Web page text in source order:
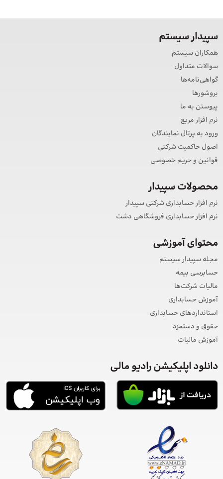
سپیدار سیستم
همکاران سیستم
سوالات متداول
گواهی‌نامه‌ها
بروشورها
پیوستن به ما
نرم افزار مربع
ورود به پرتال نمایندگان
اصول حاکمیت شرکتی
قوانین و حریم خصوصی
محصولات سپیدار
نرم افزار حسابداری شرکتی سپیدار
نرم افزار حسابداری فروشگاهی دشت
محتوای آموزشی
مجله سپیدار سیستم
حسابرسی بیمه
مالیات شرکت‌ها
آموزش حسابداری
استانداردهای حسابداری
حقوق و دستمزد
آموزش مالیات
دانلود اپلیکیشن رادیو مالی